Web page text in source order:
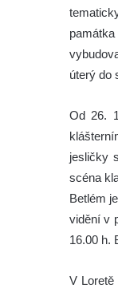
úterý do
Od 26.
jesličky
scéna
Betlém
vidění v
16.00 h.
V